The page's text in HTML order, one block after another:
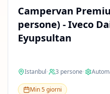
Campervan
persone) - Iveco
Eyupsultan
Istanbul• 3 persone•
Min5giorni